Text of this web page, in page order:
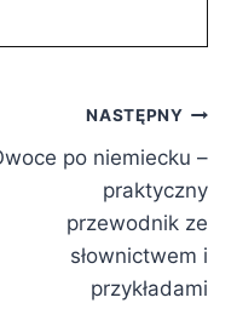
NASTĘPNY
po niemiecku –
praktyczny
przewodnik ze
słownictwem i
przykładami